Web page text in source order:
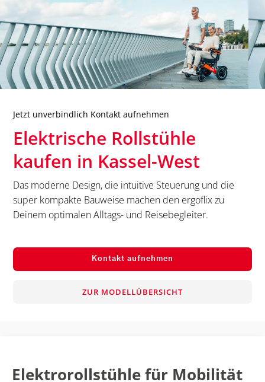
Jetzt unverbindlich Kontakt aufnehmen
Elektrische Rollstühle
kaufen in Kassel-West
Das moderne Design, die intuitive Steuerung und die
super kompakte Bauweise machen den ergoflix zu
Deinem optimalen Alltags- und Reisebegleiter.
Kontakt aufnehmen
ZUR MODELLÜBERSICHT
Elektrorollstühle für Mobilität